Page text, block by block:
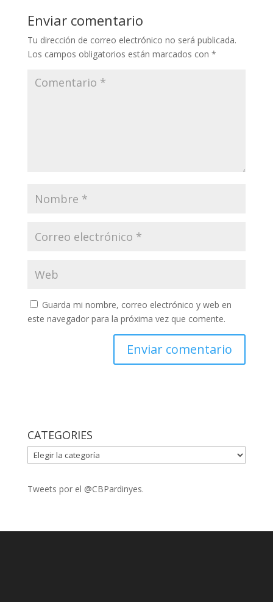
Enviar comentario
Tu dirección de correo electrónico no será publicada.
Los campos obligatorios están marcados con *
Guarda mi nombre, correo electrónico y web en
este navegador para la próxima vez que comente.
CATEGORIES
CATEGORIES
Tweets por el @CBPardinyes.